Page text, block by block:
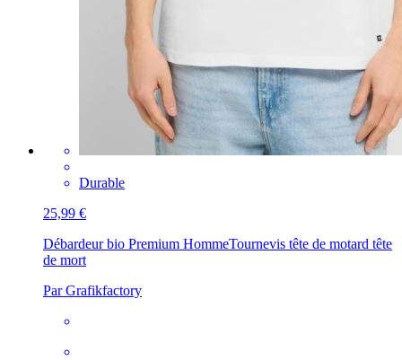
Durable
25,99 €
Débardeur bio Premium HommeTournevis tête de motard tête
de mort
Par Grafikfactory